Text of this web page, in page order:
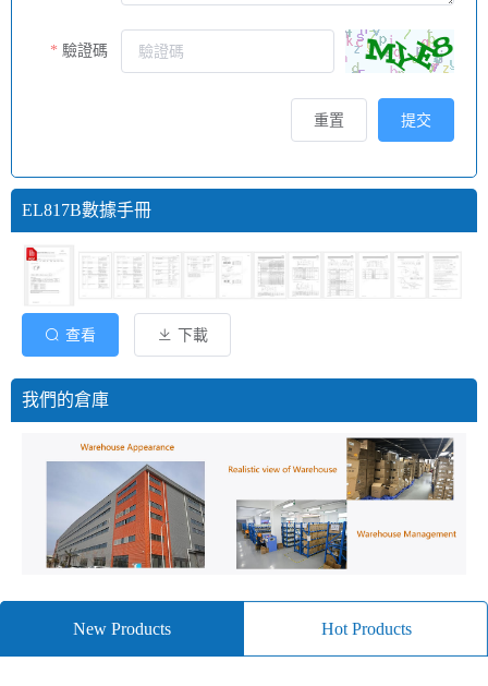
驗證碼
提交
重置
EL817B數據手冊
查看 下載
我們的倉庫
New Products Hot Products